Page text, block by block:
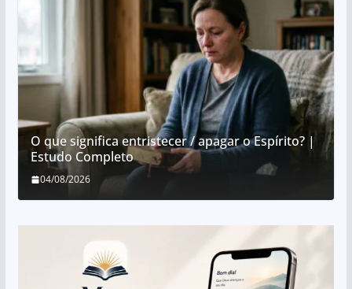
O que significa entristecer / apagar o Espírito? |
Estudo Completo
04/08/2026